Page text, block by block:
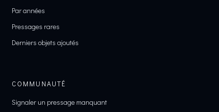
Par années
Pressages rares
Derniers objets ajoutés
COMMUNAUTÉ
Signaler un pressage manquant